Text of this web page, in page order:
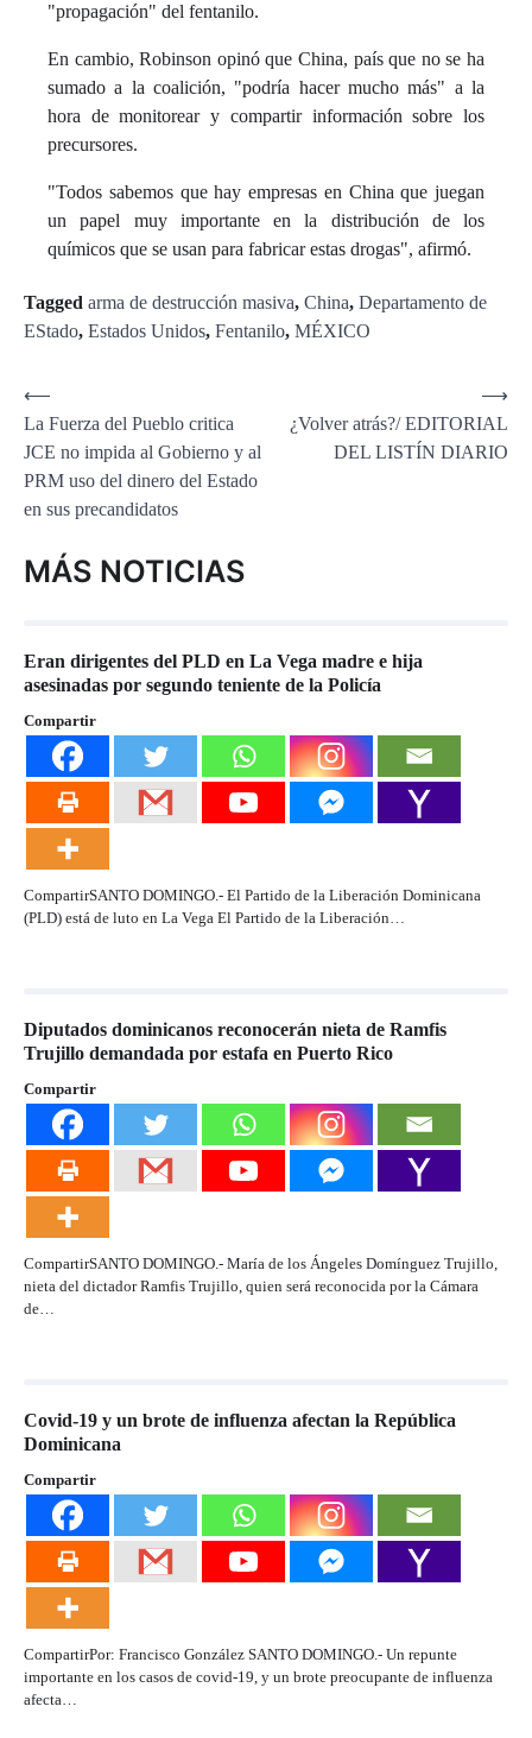
"propagación" del fentanilo.
En cambio, Robinson opinó que China, país que no se ha
sumado a la coalición, "podría hacer mucho más" a la
hora de monitorear y compartir información sobre los
precursores.
"Todos sabemos que hay empresas en China que juegan
un papel muy importante en la distribución de los
químicos que se usan para fabricar estas drogas", afirmó.
Tagged arma de destrucción masiva, China, Departamento de
EStado, Estados Unidos, Fentanilo, MÉXICO
Navegación
de
entradas
⟵
La Fuerza del Pueblo critica
JCE no impida al Gobierno y al
PRM uso del dinero del Estado
en sus precandidatos
¿Volver atrás?/ EDITORIAL
DEL LISTÍN DIARIO
⟶
MÁS NOTICIAS
Eran dirigentes del PLD en La Vega madre e hija
asesinadas por segundo teniente de la Policía
Compartir
CompartirSANTO DOMINGO.- El Partido de la Liberación Dominicana
(PLD) está de luto en La Vega El Partido de la Liberación…
Diputados dominicanos reconocerán nieta de Ramfis
Trujillo demandada por estafa en Puerto Rico
Compartir
CompartirSANTO DOMINGO.- María de los Ángeles Domínguez Trujillo,
nieta del dictador Ramfis Trujillo, quien será reconocida por la Cámara
de…
Covid-19 y un brote de influenza afectan la República
Dominicana
Compartir
CompartirPor: Francisco González SANTO DOMINGO.- Un repunte
importante en los casos de covid-19, y un brote preocupante de influenza
afecta…